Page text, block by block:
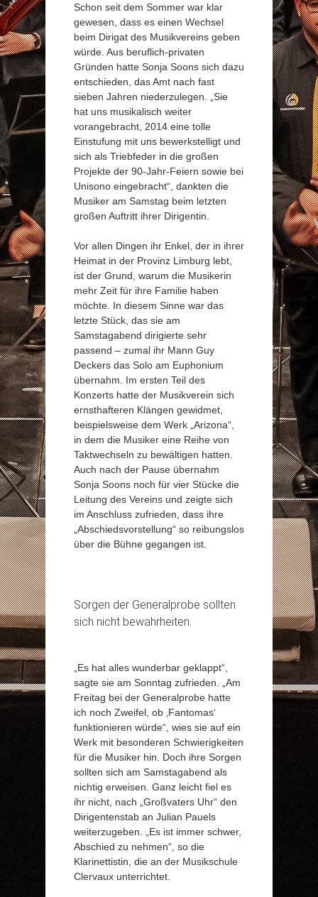
Schon seit dem Sommer war klar
gewesen, dass es einen Wechsel
beim Dirigat des Musikvereins geben
würde. Aus beruflich-privaten
Gründen hatte Sonja Soons sich dazu
entschieden, das Amt nach fast
sieben Jahren niederzulegen. „Sie
hat uns musikalisch weiter
vorangebracht, 2014 eine tolle
Einstufung mit uns bewerkstelligt und
sich als Triebfeder in die großen
Projekte der 90-Jahr-Feiern sowie bei
Unisono eingebracht“, dankten die
Musiker am Samstag beim letzten
großen Auftritt ihrer Dirigentin.
Vor allen Dingen ihr Enkel, der in ihrer
Heimat in der Provinz Limburg lebt,
ist der Grund, warum die Musikerin
mehr Zeit für ihre Familie haben
möchte. In diesem Sinne war das
letzte Stück, das sie am
Samstagabend dirigierte sehr
passend – zumal ihr Mann Guy
Deckers das Solo am Euphonium
übernahm. Im ersten Teil des
Konzerts hatte der Musikverein sich
ernsthafteren Klängen gewidmet,
beispielsweise dem Werk „Arizona“,
in dem die Musiker eine Reihe von
Taktwechseln zu bewältigen hatten.
Auch nach der Pause übernahm
Sonja Soons noch für vier Stücke die
Leitung des Vereins und zeigte sich
im Anschluss zufrieden, dass ihre
„Abschiedsvorstellung“ so reibungslos
über die Bühne gegangen ist.
Sorgen der Generalprobe sollten
sich nicht bewahrheiten.
„Es hat alles wunderbar geklappt“,
sagte sie am Sonntag zufrieden. „Am
Freitag bei der Generalprobe hatte
ich noch Zweifel, ob ‚Fantomas‘
funktionieren würde“, wies sie auf ein
Werk mit besonderen Schwierigkeiten
für die Musiker hin. Doch ihre Sorgen
sollten sich am Samstagabend als
nichtig erweisen. Ganz leicht fiel es
ihr nicht, nach „Großvaters Uhr“ den
Dirigentenstab an Julian Pauels
weiterzugeben. „Es ist immer schwer,
Abschied zu nehmen“, so die
Klarinettistin, die an der Musikschule
Clervaux unterrichtet.